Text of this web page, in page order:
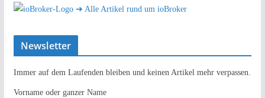
➔ Alle Artikel rund um ioBroker
Newsletter
Immer auf dem Laufenden bleiben und keinen Artikel mehr verpassen.
Vorname oder ganzer Name